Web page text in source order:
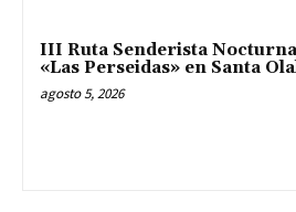
III Ruta Senderista Nocturna
«Las Perseidas» en Santa
agosto 5, 2026